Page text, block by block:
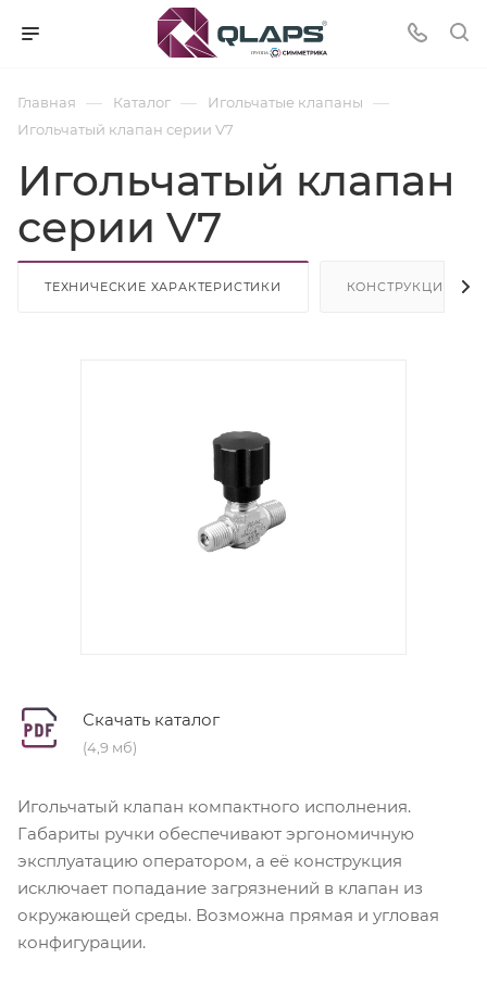
Главная — Каталог — Игольчатые клапаны —
Игольчатый клапан серии V7
Игольчатый клапан
серии V7
ТЕХНИЧЕСКИЕ ХАРАКТЕРИСТИКИ КОНСТРУКЦИИ И
Скачать каталог
(4,9 мб)
Игольчатый клапан компактного исполнения.
Габариты ручки обеспечивают эргономичную
эксплуатацию оператором, а её конструкция
исключает попадание загрязнений в клапан из
окружающей среды. Возможна прямая и угловая
конфигурации.